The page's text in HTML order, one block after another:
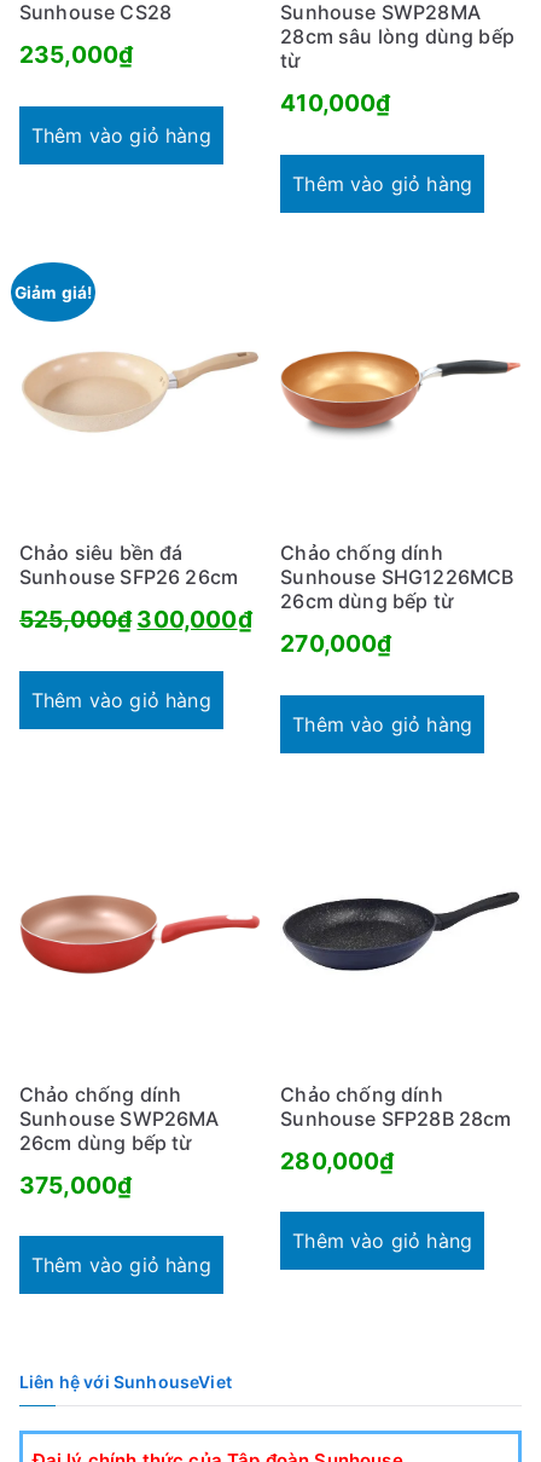
Sunhouse CS28
235,000₫
Thêm vào giỏ hàng
Sunhouse SWP28MA
28cm sâu lòng dùng bếp
từ
410,000₫
Thêm vào giỏ hàng
Giảm giá!
Chảo siêu bền đá
Sunhouse SFP26 26cm
525,000₫Giá
là:
300,000₫Giá
hiện
Thêm vào giỏ hàng
Chảo chống dính
Sunhouse SHG1226MCB
26cm dùng bếp từ
270,000₫
Thêm vào giỏ hàng
Chảo chống dính
Sunhouse SWP26MA
26cm dùng bếp từ
375,000₫
Thêm vào giỏ hàng
Chảo chống dính
Sunhouse SFP28B 28cm
280,000₫
Thêm vào giỏ hàng
Liên hệ với SunhouseViet